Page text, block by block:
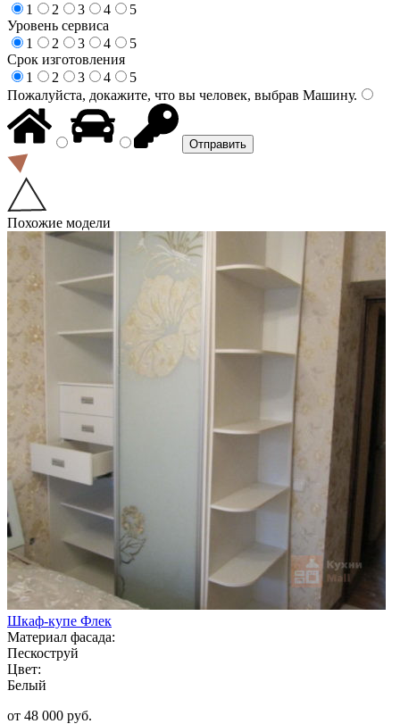
1
2 3 4
5
Уровень сервиса
1
2 3 4
5
Срок изготовления
1
2 3 4
5
Пожалуйста, докажите, что вы человек, выбрав Машину.
Похожие модели
Шкаф-купе Флек
Материал фасада:
Пескоструй
Цвет:
Белый
от 48 000 руб.